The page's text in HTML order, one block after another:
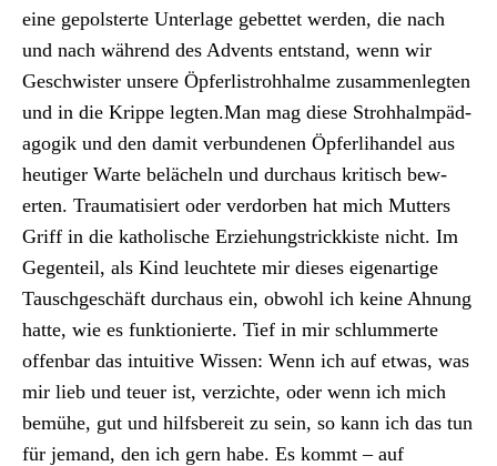
eine gepol­sterte Unter­lage gebet­tet wer­den, die nach
und nach während des Advents ent­stand, wenn wir
Geschwis­ter unsere Öpferlistro­hhalme zusam­men­legten
und in die Krippe legten.Man mag diese Stro­hhalm­päd­
a­gogik und den damit ver­bun­de­nen Öpfer­li­han­del aus
heutiger Warte belächeln und dur­chaus kri­tisch bew­
erten. Trau­ma­tisiert oder ver­dor­ben hat mich Mut­ters
Griff in die katholis­che Erziehungstrick­kiste nicht. Im
Gegen­teil, als Kind leuchtete mir dieses eige­nar­tige
Tauschgeschäft dur­chaus ein, obwohl ich keine Ahnung
hat­te, wie es funk­tion­ierte. Tief in mir schlum­merte
offen­bar das intu­itive Wis­sen: Wenn ich auf etwas, was
mir lieb und teuer ist, verzichte, oder wenn ich mich
bemühe, gut und hil­fs­bere­it zu sein, so kann ich das tun
für jemand, den ich gern habe. Es kommt – auf